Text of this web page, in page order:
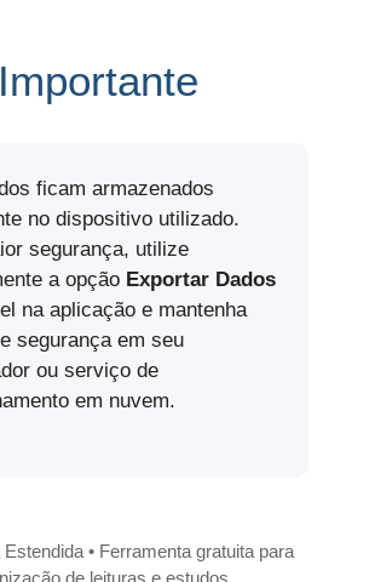
Importante
ficam armazenados
no dispositivo utilizado.
segurança, utilize
a opção Exportar Dados
na aplicação e mantenha
segurança em seu
ou serviço de
em nuvem.
Estendida • Ferramenta gratuita para
de leituras e estudos.